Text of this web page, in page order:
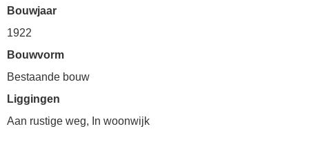
Bouwjaar
1922
Bouwvorm
Bestaande bouw
Liggingen
Aan rustige weg, In woonwijk